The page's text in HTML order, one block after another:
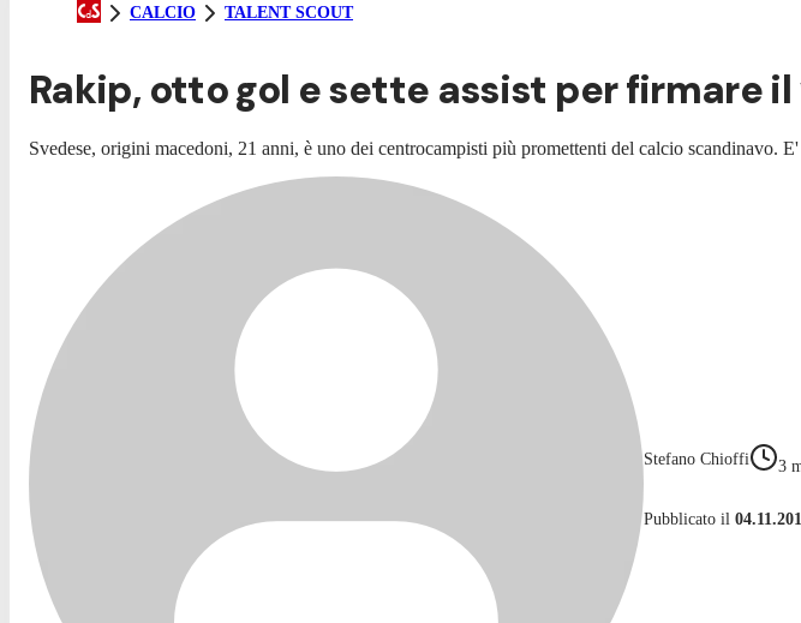
CALCIO TALENT SCOUT
Rakip, otto gol e sette assist per firmare
Svedese, origini macedoni, 21 anni, è uno dei centrocampisti più promettenti del calcio scandinavo.
Stefano Chioffi 3
Pubblicato il